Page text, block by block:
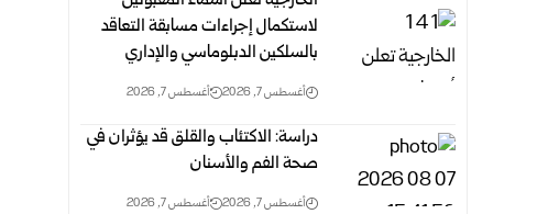
لاستكمال إجراءات مسابقة التعاقد
بالسلكين ‏الدبلوماسي والإداري
أغسطس 7, 2026 أغسطس 7, 2026
دراسة: الاكتئاب والقلق قد يؤثران في
صحة الفم والأسنان
أغسطس 7, 2026 أغسطس 7, 2026